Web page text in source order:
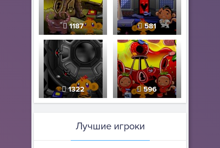
1187 581
1322 596
Лучшие игроки